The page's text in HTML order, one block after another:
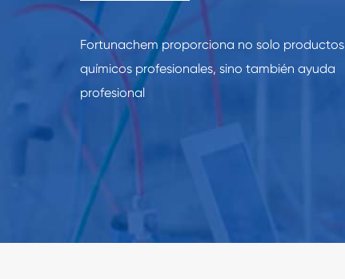
Fortunachem proporciona no solo productos
químicos profesionales, sino también ayuda
profesional